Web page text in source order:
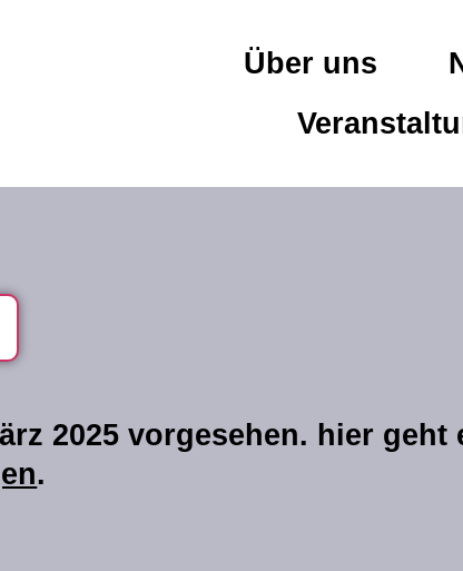
Über uns
2025 vorgesehen. hier geht
.